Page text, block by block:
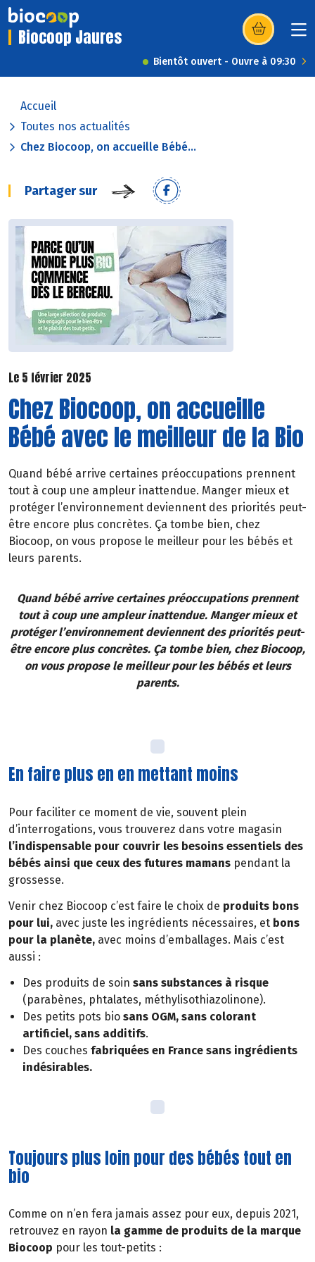
Biocoop Jaures (s’ouvre dans
Bientôt ouvert - Ouvre à 09:30
Accueil
Toutes nos actualités
Chez Biocoop, on accueille Bébé...
Partager sur
Le 5 février 2025
Chez Biocoop, on accueille
Bébé avec le meilleur de la Bio
Quand bébé arrive certaines préoccupations prennent
tout à coup une ampleur inattendue. Manger mieux et
protéger l’environnement deviennent des priorités peut-
être encore plus concrètes. Ça tombe bien, chez
Biocoop, on vous propose le meilleur pour les bébés et
leurs parents.
Quand bébé arrive certaines préoccupations prennent
tout à coup une ampleur inattendue. Manger mieux et
protéger l’environnement deviennent des priorités peut-
être encore plus concrètes. Ça tombe bien, chez Biocoop,
on vous propose le meilleur pour les bébés et leurs
parents.
En faire plus en en mettant moins
Pour faciliter ce moment de vie, souvent plein
d’interrogations, vous trouverez dans votre magasin
l’indispensable pour couvrir les besoins essentiels des
bébés ainsi que ceux des futures mamans pendant la
grossesse.
Venir chez Biocoop c’est faire le choix de produits bons
pour lui, avec juste les ingrédients nécessaires, et bons
pour la planète, avec moins d’emballages. Mais c’est
aussi :
Des produits de soin sans substances à risque
(parabènes, phtalates, méthylisothiazolinone).
Des petits pots bio sans OGM, sans colorant
artificiel, sans additifs.
Des couches fabriquées en France sans ingrédients
indésirables.
Toujours plus loin pour des bébés tout en
bio
Comme on n’en fera jamais assez pour eux, depuis 2021,
retrouvez en rayon la gamme de produits de la marque
Biocoop pour les tout-petits :